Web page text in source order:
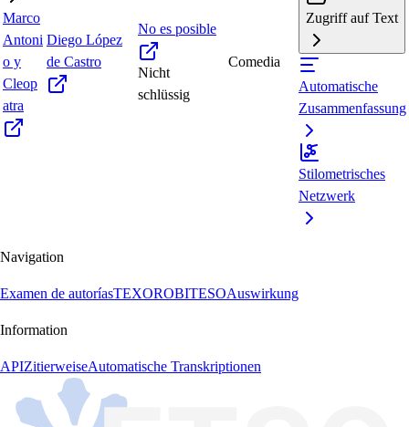
Marco
Antoni
o y
Cleop
atra
Diego López
de Castro
No es posible
Nicht
schlüssig
Comedia
Zugriff auf Text
Automatische
Zusammenfassung
Stilometrisches
Netzwerk
Navigation
Examen de autoríasTEXOROBITESOAuswirkung
Information
APIZitierweiseAutomatische Transkriptionen